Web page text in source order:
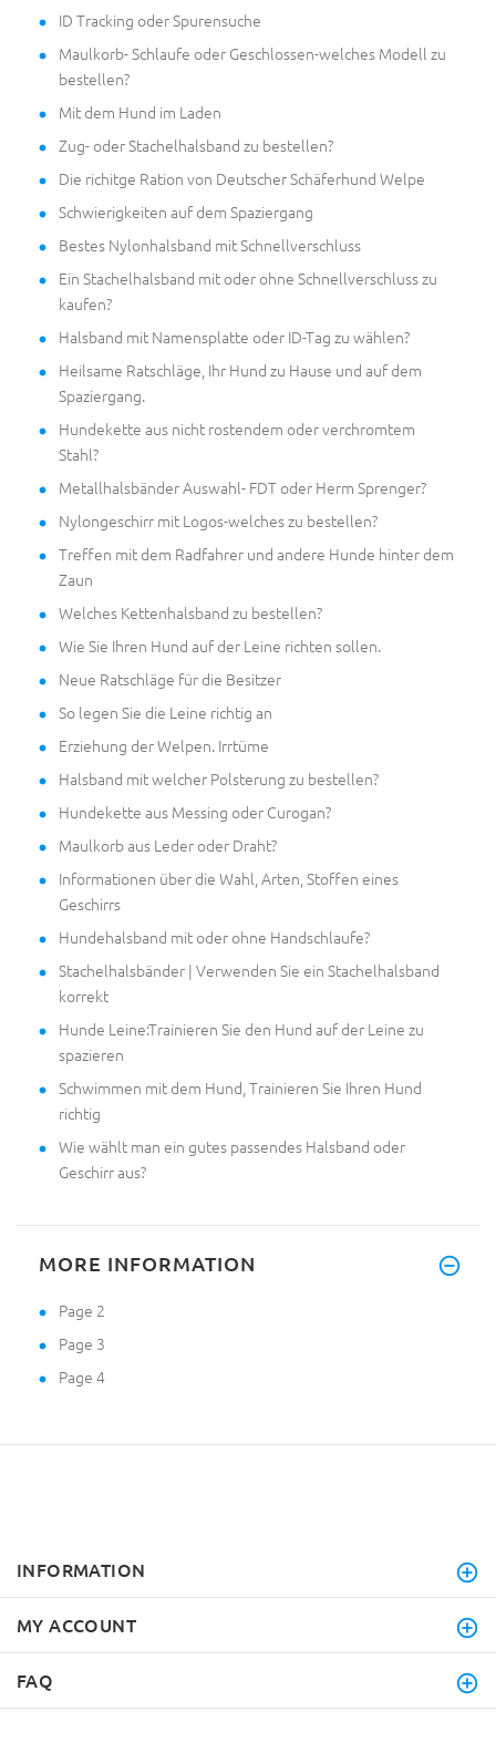
ID Tracking oder Spurensuche
Maulkorb- Schlaufe oder Geschlossen-welches Modell zu
bestellen?
Mit dem Hund im Laden
Zug- oder Stachelhalsband zu bestellen?
Die richitge Ration von Deutscher Schäferhund Welpe
Schwierigkeiten auf dem Spaziergang
Bestes Nylonhalsband mit Schnellverschluss
Ein Stachelhalsband mit oder ohne Schnellverschluss zu
kaufen?
Halsband mit Namensplatte oder ID-Tag zu wählen?
Heilsame Ratschläge, Ihr Hund zu Hause und auf dem
Spaziergang.
Hundekette aus nicht rostendem oder verchromtem
Stahl?
Metallhalsbänder Auswahl- FDT oder Herm Sprenger?
Nylongeschirr mit Logos-welches zu bestellen?
Treffen mit dem Radfahrer und andere Hunde hinter dem
Zaun
Welches Kettenhalsband zu bestellen?
Wie Sie Ihren Hund auf der Leine richten sollen.
Neue Ratschläge für die Besitzer
So legen Sie die Leine richtig an
Erziehung der Welpen. Irrtüme
Halsband mit welcher Polsterung zu bestellen?
Hundekette aus Messing oder Curogan?
Maulkorb aus Leder oder Draht?
Informationen über die Wahl, Arten, Stoffen eines
Geschirrs
Hundehalsband mit oder ohne Handschlaufe?
Stachelhalsbänder | Verwenden Sie ein Stachelhalsband
korrekt
Hunde Leine:Trainieren Sie den Hund auf der Leine zu
spazieren
Schwimmen mit dem Hund, Trainieren Sie Ihren Hund
richtig
Wie wählt man ein gutes passendes Halsband oder
Geschirr aus?
MORE INFORMATION
Page 2
Page 3
Page 4
INFORMATION
MY ACCOUNT
FAQ